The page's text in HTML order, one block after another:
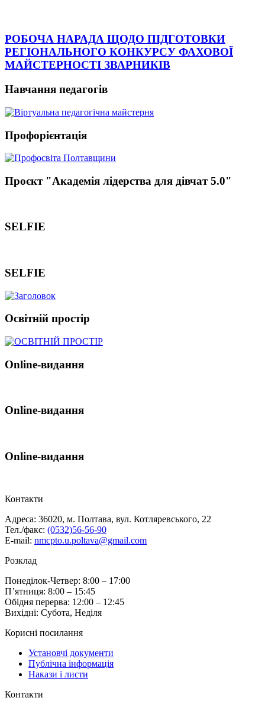
РОБОЧА НАРАДА ЩОДО ПІДГОТОВКИ
РЕГІОНАЛЬНОГО КОНКУРСУ ФАХОВОЇ
МАЙСТЕРНОСТІ ЗВАРНИКІВ
Навчання педагогів
Профорієнтація
Проєкт "Академія лідерства для дівчат 5.0"
SELFIE
SELFIE
Освітній простір
Online-видання
Online-видання
Online-видання
Контакти
Адреса: 36020, м. Полтава, вул. Котляревського, 22
Тел./факс: (0532)56-56-90
E-mail: nmcpto.u.poltava@gmail.com
Розклад
Понеділок-Четвер: 8:00 – 17:00
П’ятниця: 8:00 – 15:45
Обідня перерва: 12:00 – 12:45
Вихідні: Субота, Неділя
Корисні посилання
Установчі документи
Публічна інформація
Накази і листи
Контакти